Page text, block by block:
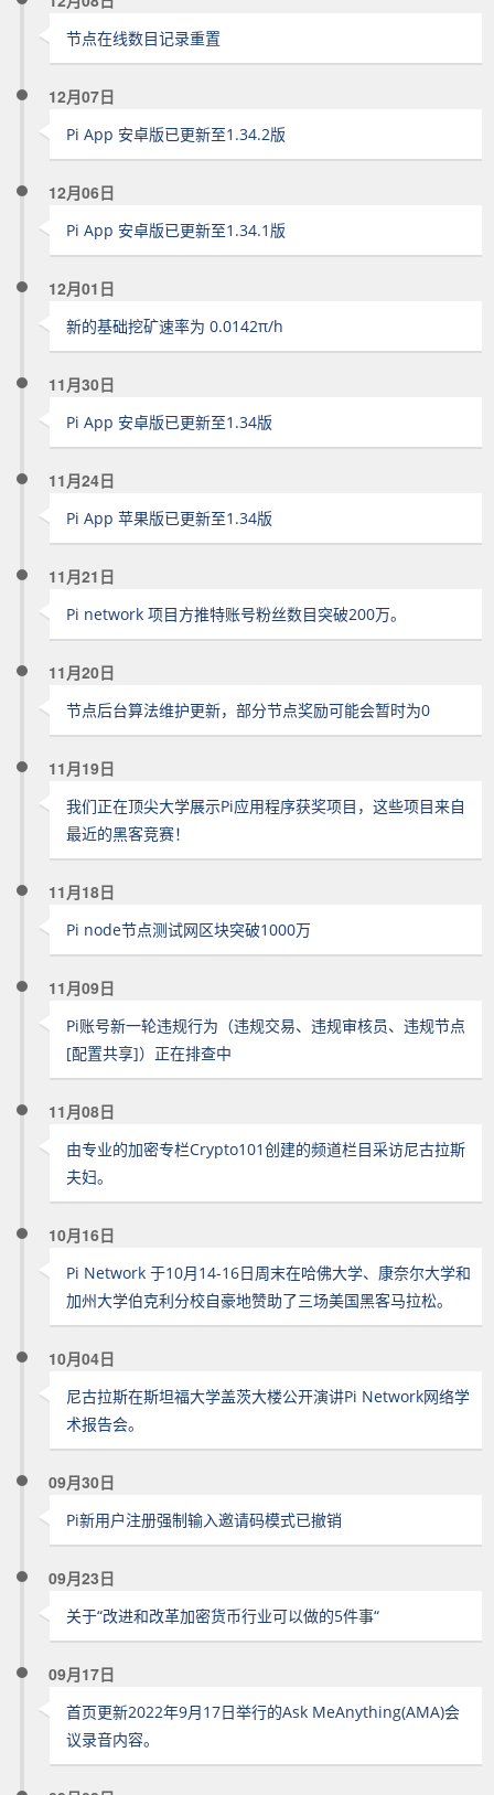
节点在线数目记录重置
12月07日
Pi App 安卓版已更新至1.34.2版
12月06日
Pi App 安卓版已更新至1.34.1版
12月01日
新的基础挖矿速率为 0.0142π/h
11月30日
Pi App 安卓版已更新至1.34版
11月24日
Pi App 苹果版已更新至1.34版
11月21日
Pi network 项目方推特账号粉丝数目突破200万。
11月20日
节点后台算法维护更新，部分节点奖励可能会暂时为0
11月19日
我们正在顶尖大学展示Pi应用程序获奖项目，这些项目来自
最近的黑客竞赛！
11月18日
Pi node节点测试网区块突破1000万
11月09日
Pi账号新一轮违规行为（违规交易、违规审核员、违规节点
[配置共享]）正在排查中
11月08日
由专业的加密专栏Crypto101创建的频道栏目采访尼古拉斯
夫妇。
10月16日
Pi Network 于10月14-16日周末在哈佛大学、康奈尔大学和
加州大学伯克利分校自豪地赞助了三场美国黑客马拉松。
10月04日
尼古拉斯在斯坦福大学盖茨大楼公开演讲Pi Network网络学
术报告会。
09月30日
Pi新用户注册强制输入邀请码模式已撤销
09月23日
关于“改进和改革加密货币行业可以做的5件事“
09月17日
首页更新2022年9月17日举行的Ask MeAnything(AMA)会
议录音内容。